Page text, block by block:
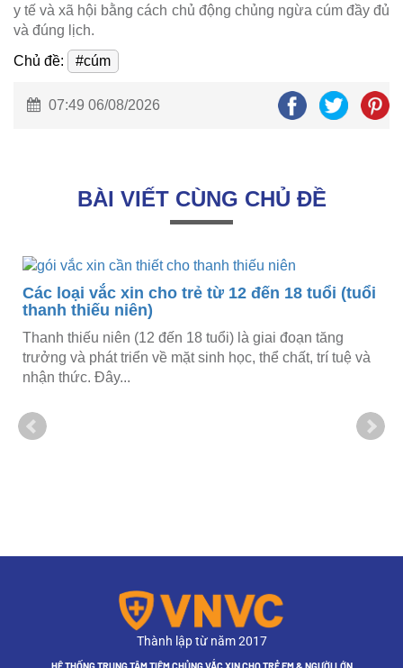
y tế và xã hội bằng cách chủ động chủng ngừa cúm đầy đủ
và đúng lịch.
Chủ đề:
#cúm
07:49 06/08/2026
BÀI VIẾT CÙNG CHỦ ĐỀ
Các loại vắc xin cho trẻ từ 12 đến 18 tuổi (tuổi
thanh thiếu niên)
Thanh thiếu niên (12 đến 18 tuổi) là giai đoạn tăng
trưởng và phát triển về mặt sinh học, thể chất, trí tuệ và
nhận thức. Đây...
Thành lập từ năm 2017